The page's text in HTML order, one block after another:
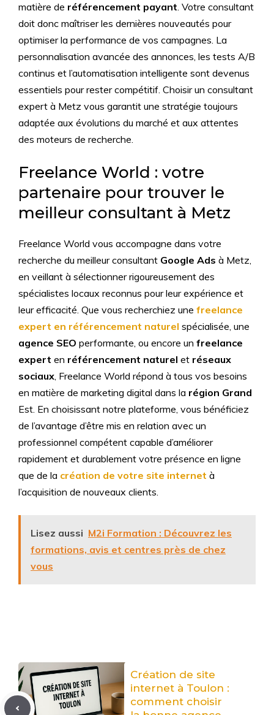
matière de référencement payant. Votre consultant
doit donc maîtriser les dernières nouveautés pour
optimiser la performance de vos campagnes. La
personnalisation avancée des annonces, les tests A/B
continus et l’automatisation intelligente sont devenus
essentiels pour rester compétitif. Choisir un consultant
expert à Metz vous garantit une stratégie toujours
adaptée aux évolutions du marché et aux attentes
des moteurs de recherche.
Freelance World : votre
partenaire pour trouver le
meilleur consultant à Metz
Freelance World vous accompagne dans votre
recherche du meilleur consultant Google Ads à Metz,
en veillant à sélectionner rigoureusement des
spécialistes locaux reconnus pour leur expérience et
leur efficacité. Que vous recherchiez une freelance
expert en référencement naturel spécialisée, une
agence SEO performante, ou encore un freelance
expert en référencement naturel et réseaux
sociaux, Freelance World répond à tous vos besoins
en matière de marketing digital dans la région Grand
Est. En choisissant notre plateforme, vous bénéficiez
de l’avantage d’être mis en relation avec un
professionnel compétent capable d’améliorer
rapidement et durablement votre présence en ligne
que de la création de votre site internet à
l’acquisition de nouveaux clients.
Lisez aussi M2i Formation : Découvrez les
formations, avis et centres près de chez
vous
Création de site
internet à Toulon :
comment choisir